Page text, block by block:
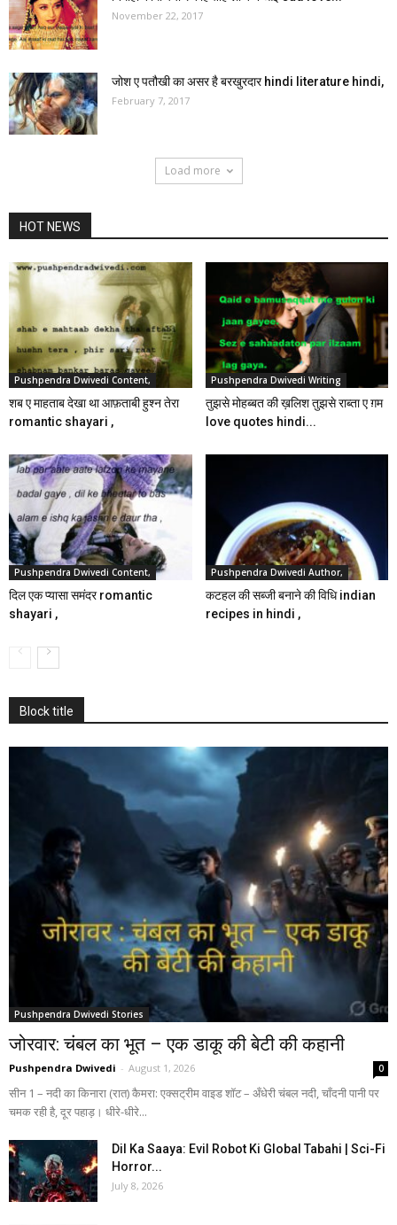
November 22, 2017
जोश ए पतौखी का असर है बरखुरदार hindi literature hindi,
February 7, 2017
Load more
HOT NEWS
Pushpendra Dwivedi Content,
शब ए माहताब देखा था आफ़ताबी हुश्न तेरा
romantic shayari ,
Pushpendra Dwivedi Writing
तुझसे मोहब्बत की ख़लिश तुझसे राब्ता ए ग़म
love quotes hindi...
Pushpendra Dwivedi Content,
दिल एक प्यासा समंदर romantic
shayari ,
Pushpendra Dwivedi Author,
कटहल की सब्जी बनाने की विधि indian
recipes in hindi ,
Block title
Pushpendra Dwivedi Stories
जोरवार: चंबल का भूत – एक डाकू की बेटी की कहानी
Pushpendra Dwivedi - August 1, 2026 0
सीन 1 – नदी का किनारा (रात) कैमरा: एक्सट्रीम वाइड शॉट – अँधेरी चंबल नदी, चाँदनी पानी पर
चमक रही है, दूर पहाड़। धीरे-धीरे...
Dil Ka Saaya: Evil Robot Ki Global Tabahi | Sci-Fi
Horror...
July 8, 2026